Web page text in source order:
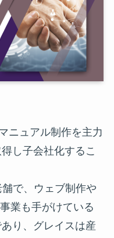
ニュアル制作を主力
し子会社化するこ
で、ウェブ制作や
業も手がけている
り、グレイスは産